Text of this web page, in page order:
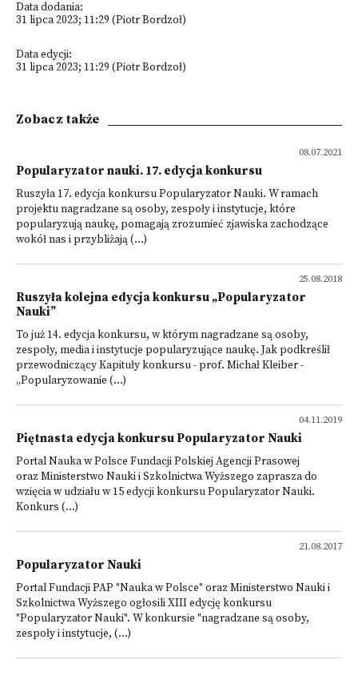
Data dodania:
31 lipca 2023; 11:29 (Piotr Bordzoł)
Data edycji:
31 lipca 2023; 11:29 (Piotr Bordzoł)
Zobacz także
08.07.2021
Popularyzator nauki. 17. edycja konkursu
Ruszyła 17. edycja konkursu Popularyzator Nauki. W ramach
projektu nagradzane są osoby, zespoły i instytucje, które
popularyzują naukę, pomagają zrozumieć zjawiska zachodzące
wokół nas i przybliżają (...)
25.08.2018
Ruszyła kolejna edycja konkursu „Popularyzator
Nauki”
To już 14. edycja konkursu, w którym nagradzane są osoby,
zespoły, media i instytucje popularyzujące naukę. Jak podkreślił
przewodniczący Kapituły konkursu - prof. Michał Kleiber -
„Popularyzowanie (...)
04.11.2019
Piętnasta edycja konkursu Popularyzator Nauki
Portal Nauka w Polsce Fundacji Polskiej Agencji Prasowej
oraz Ministerstwo Nauki i Szkolnictwa Wyższego zaprasza do
wzięcia w udziału w 15 edycji konkursu Popularyzator Nauki.
Konkurs (...)
21.08.2017
Popularyzator Nauki
Portal Fundacji PAP "Nauka w Polsce" oraz Ministerstwo Nauki i
Szkolnictwa Wyższego ogłosili XIII edycję konkursu
"Popularyzator Nauki". W konkursie "nagradzane są osoby,
zespoły i instytucje, (...)